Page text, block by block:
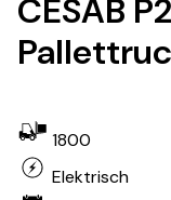
CESAB
1800
Elektrisch